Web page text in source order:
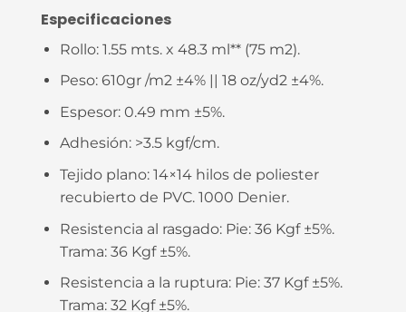
Especificaciones
Rollo: 1.55 mts. x 48.3 ml** (75 m2).
Peso: 610gr /m2 ±4% || 18 oz/yd2 ±4%.
Espesor:0.49 mm ±5%.
Adhesión: >3.5 kgf/cm.
Tejido plano: 14×14 hilos de poliester
recubierto de PVC. 1000 Denier.
Resistencia al rasgado: Pie: 36 Kgf ±5%.
Trama: 36 Kgf ±5%.
Resistencia a la ruptura: Pie: 37 Kgf ±5%.
Trama: 32 Kgf ±5%.